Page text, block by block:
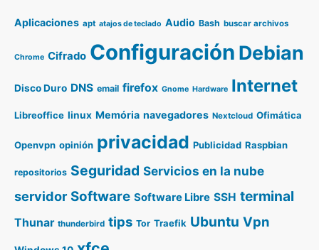
Aplicaciones apt atajos de teclado Audio Bash buscar archivos
Chrome Cifrado Configuración Debian
Disco Duro DNS email firefox Gnome Hardware Internet
Libreoffice linux Memória navegadores Nextcloud Ofimática
Openvpn opinión privacidad Publicidad Raspbian
repositorios Seguridad Servicios en la nube
servidor Software Software Libre SSH terminal
Thunar thunderbird tips Tor Traefik Ubuntu Vpn